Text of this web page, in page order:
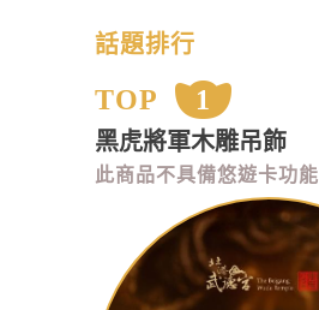
話題排行
TOP 1
黑虎將軍木雕吊飾
此商品不具備悠遊卡功能